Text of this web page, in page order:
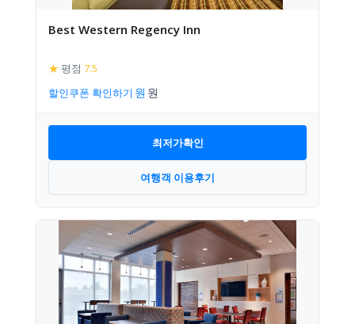
Best Western Regency Inn
★ 평점 7.5
할인쿠폰 확인하기
최저가확인
여행객 이용후기